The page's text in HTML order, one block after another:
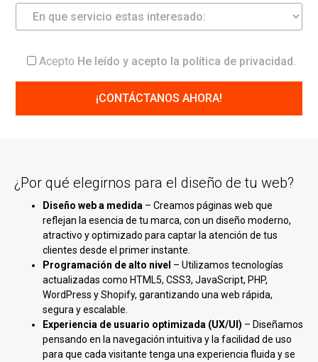
Acepto He leído y acepto la política de privacidad .
¿Por qué elegirnos para el diseño de tu web?
Diseño web a medida – Creamos páginas web que
reflejan la esencia de tu marca, con un diseño moderno,
atractivo y optimizado para captar la atención de tus
clientes desde el primer instante.
Programación de alto nivel – Utilizamos tecnologías
actualizadas como HTML5, CSS3, JavaScript, PHP,
WordPress y Shopify, garantizando una web rápida,
segura y escalable.
Experiencia de usuario optimizada (UX/UI) – Diseñamos
pensando en la navegación intuitiva y la facilidad de uso
para que cada visitante tenga una experiencia fluida y se